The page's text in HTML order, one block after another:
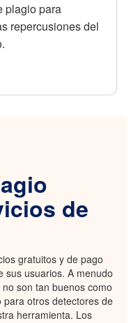
plagio para
repercusiones del
de
gratuitos y de pago
sus usuarios. A menudo
son tan buenos como
para otros detectores de
herramienta. Los